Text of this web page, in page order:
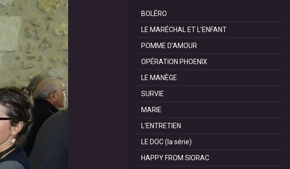
BOLÉRO
LE MARÉCHAL ET L'ENFANT
POMME D'AMOUR
OPÉRATION PHOENIX
LE MANÈGE
SURVIE
MARIE
L'ENTRETIEN
LE DOC (la série)
HAPPY FROM SIORAC